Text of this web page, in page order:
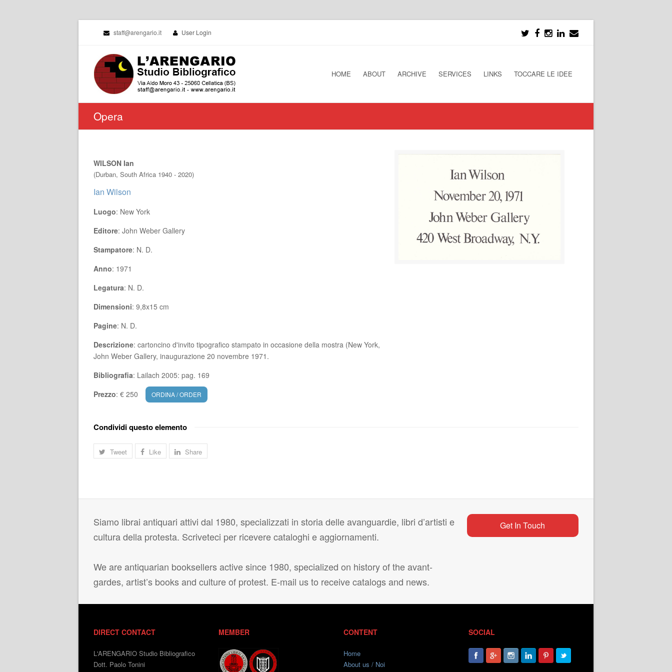
staff@arengario.it User Login
HOME ABOUT ARCHIVE SERVICES LINKS TOCCARE LE IDEE
Opera
WILSON Ian
(Durban, South Africa 1940 - 2020)
Ian Wilson
Luogo: New York
Editore: John Weber Gallery
Stampatore: N. D.
Anno: 1971
Legatura: N. D.
Dimensioni: 9,8x15 cm
Pagine: N. D.
Descrizione: cartoncino d'invito tipografico stampato in occasione della mostra (New York,
John Weber Gallery, inaugurazione 20 novembre 1971.
Bibliografia: Lailach 2005: pag. 169
Prezzo: € 250 ORDINA / ORDER
Condividi questo elemento
Tweet Like Share
Siamo librai antiquari attivi dal 1980, specializzati in storia delle avanguardie, libri d’artisti e
cultura della protesta. Scriveteci per ricevere cataloghi e aggiornamenti.
We are antiquarian booksellers active since 1980, specialized on history of the avant-
gardes, artist’s books and culture of protest. E-mail us to receive catalogs and news.
Get In Touch
DIRECT CONTACT
L'ARENGARIO Studio Bibliografico
Dott. Paolo Tonini
MEMBER CONTENT
Home
About us / Noi
SOCIAL